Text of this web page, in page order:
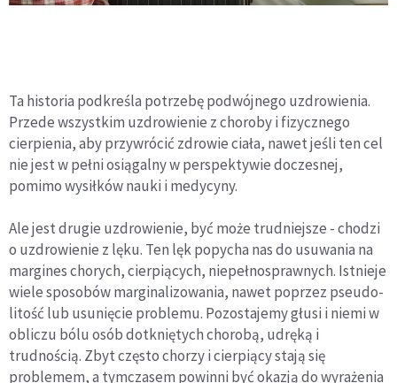
Ta historia podkreśla potrzebę podwójnego uzdrowienia.
Przede wszystkim uzdrowienie z choroby i fizycznego
cierpienia, aby przywrócić zdrowie ciała, nawet jeśli ten cel
nie jest w pełni osiągalny w perspektywie doczesnej,
pomimo wysiłków nauki i medycyny.
Ale jest drugie uzdrowienie, być może trudniejsze - chodzi
o uzdrowienie z lęku. Ten lęk popycha nas do usuwania na
margines chorych, cierpiących, niepełnosprawnych. Istnieje
wiele sposobów marginalizowania, nawet poprzez pseudo-
litość lub usunięcie problemu. Pozostajemy głusi i niemi w
obliczu bólu osób dotkniętych chorobą, udręką i
trudnością. Zbyt często chorzy i cierpiący stają się
problemem, a tymczasem powinni być okazją do wyrażenia